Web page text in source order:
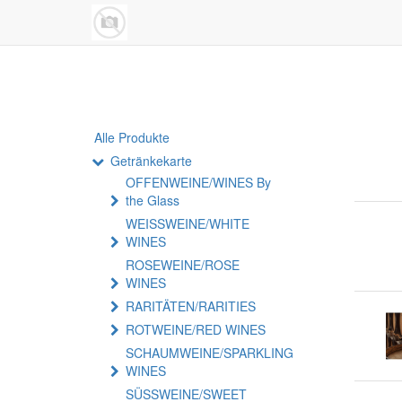
Alle Produkte
Getränkekarte
OFFENWEINE/WINES By
the Glass
WEISSWEINE/WHITE
WINES
ROSEWEINE/ROSE
WINES
RARITÄTEN/RARITIES
ROTWEINE/RED WINES
SCHAUMWEINE/SPARKLING
WINES
SÜSSWEINE/SWEET